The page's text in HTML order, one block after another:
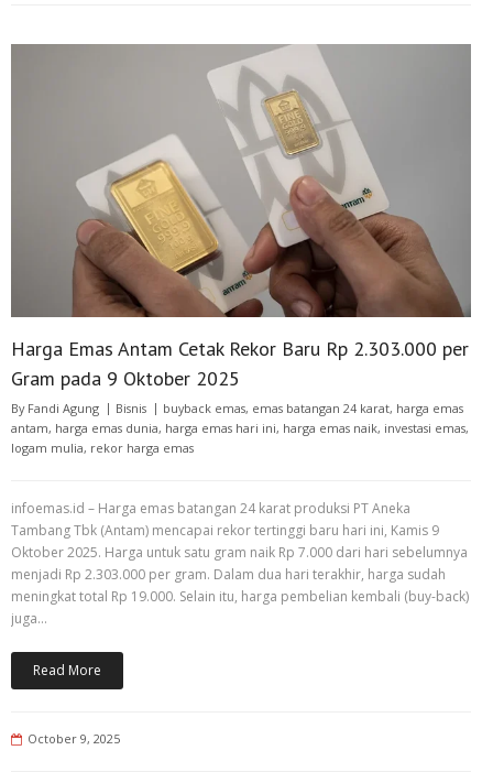
Harga Emas Antam Cetak Rekor Baru Rp 2.303.000 per
Gram pada 9 Oktober 2025
By Fandi Agung Bisnis buyback emas, emas batangan 24 karat, harga emas
antam, harga emas dunia, harga emas hari ini, harga emas naik, investasi emas,
logam mulia, rekor harga emas
infoemas.id – Harga emas batangan 24 karat produksi PT Aneka
Tambang Tbk (Antam) mencapai rekor tertinggi baru hari ini, Kamis 9
Oktober 2025. Harga untuk satu gram naik Rp 7.000 dari hari sebelumnya
menjadi Rp 2.303.000 per gram. Dalam dua hari terakhir, harga sudah
meningkat total Rp 19.000. Selain itu, harga pembelian kembali (buy-back)
juga…
Read More
October 9, 2025